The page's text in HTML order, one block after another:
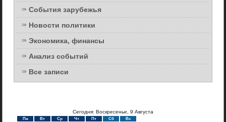
События зарубежья
Новости политики
Экономика, финансы
Анализ событий
Все записи
Сегодня: Воскресенье, 9 Августа
Пн Вт Ср Чт Пт Сб Вс